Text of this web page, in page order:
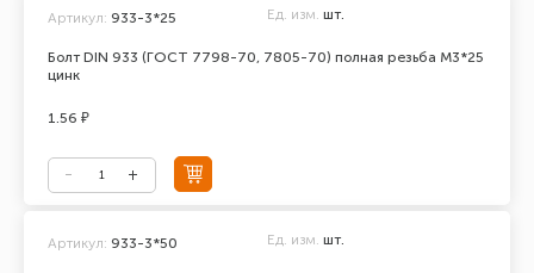
Болт DIN 933 (ГОСТ 7798-70, 7805-70) полная резьба М3*25
цинк
Артикул: 933-3*25 Ед. изм. шт.
1.56 ₽
Артикул: 933-3*50 Ед. изм. шт.